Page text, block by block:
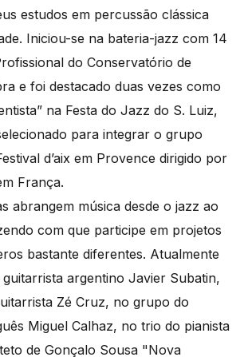
estudos em percussão clássica
Iniciou-se na bateria-jazz com 14
do Conservatório de
e foi destacado duas vezes como
na Festa do Jazz do S. Luiz,
para integrar o grupo
d’aix em Provence dirigido por
França.
abrangem música desde o jazz ao
com que participe em projetos
bastante diferentes. Atualmente
argentino Javier Subatin,
Zé Cruz, no grupo do
Miguel Calhaz, no trio do pianista
de Gonçalo Sousa "Nova